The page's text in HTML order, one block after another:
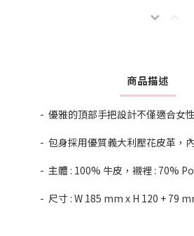
商品描述
- 優雅的頂部手把設計不僅適合女
- 包身採用優質義大利壓花皮革，
- 主體 : 100% 牛皮，襯裡 : 70%
- 尺寸 : W 185 mm x H 120 + 79